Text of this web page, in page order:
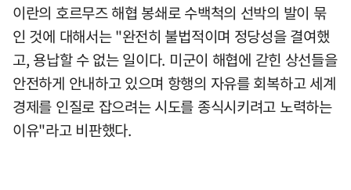
이란의 호르무즈 해협 봉쇄로 수백척의 선박의 발이 묶
인 것에 대해서는 "완전히 불법적이며 정당성을 결여했
고, 용납할 수 없는 일이다. 미군이 해협에 갇힌 상선들을
안전하게 안내하고 있으며 항행의 자유를 회복하고 세계
경제를 인질로 잡으려는 시도를 종식시키려고 노력하는
이유"라고 비판했다.